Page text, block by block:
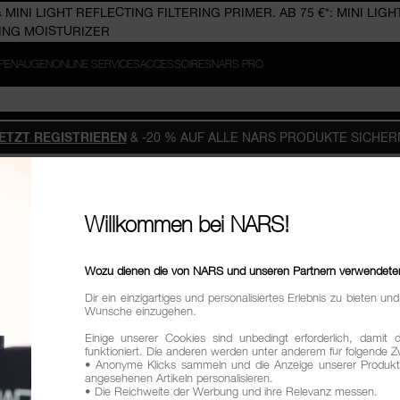
LIGHT REFLECTING FILTERING PRIMER. AB 75 €*: MINI
MOISTURIZER
15 % AUF DEINE NÄCHSTE BESTELLUNG.
AUGENONLINE SERVICESACCESSOIRESNARS PRO
REGISTRIEREN& -20 % AUF ALLE NARS PRODUKTE
Willkommen bei NARS!
Wozu dienen die von NARS und unseren Partnern
Dir ein einzigartiges und personalisiertes Erlebnis zu bieten
Wünsche einzugehen.
Einige unserer Cookies sind unbedingt erforderlich, damit
funktioniert. Die anderen werden unter anderem für folgende
• Anonyme Klicks sammeln und die Anzeige unserer
angesehenen Artikeln personalisieren.
• Die Reichweite der Werbung und ihre Relevanz messen.